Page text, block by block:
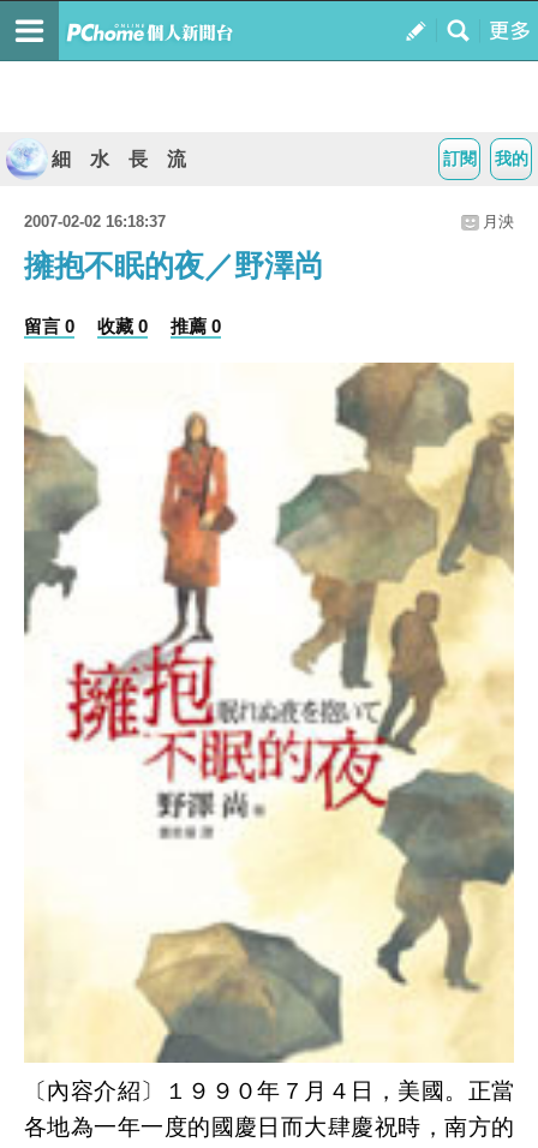
我的
訂閱
細 水 長 流
2007-02-02 16:18:37 月泱
擁抱不眠的夜／野澤尚
留言 0 收藏 0 推薦 0
〔內容介紹〕１９９０年７月４日，美國。正當
各地為一年一度的國慶日而大肆慶祝時，南方的